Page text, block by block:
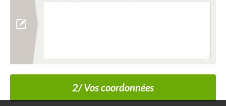
2/ Vos coordonnées